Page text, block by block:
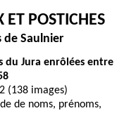
ET POSTICHES
de Saulnier
du Jura enrôlées entre
(138 images)
de noms, prénoms,